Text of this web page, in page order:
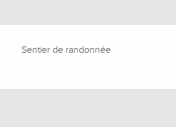
Sentier de randonnée